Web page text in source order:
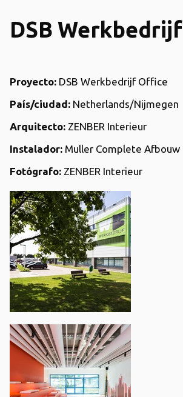
DSB Werkbedrijf
Proyecto: DSB Werkbedrijf Office
País/ciudad: Netherlands/Nijmegen
Arquitecto: ZENBER Interieur
Instalador: Muller Complete Afbouw
Fotógrafo: ZENBER Interieur